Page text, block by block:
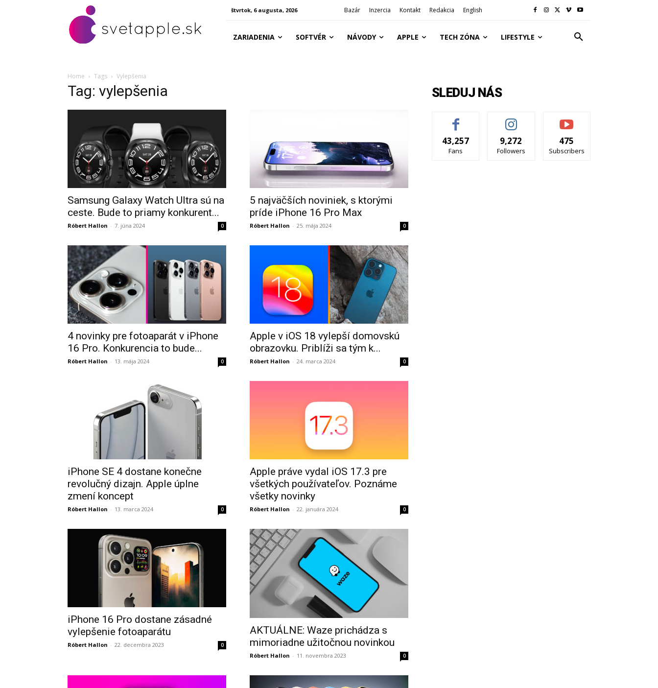
štvrtok, 6 augusta, 2026 Bazár Inzercia Kontakt Redakcia English
ZARIADENIA SOFTVÉR NÁVODY APPLE TECH ZÓNA LIFESTYLE
Home Tags Vylepšenia
Tag: vylepšenia
Samsung Galaxy Watch UItra sú na
ceste. Bude to priamy konkurent...
Róbert Hallon - 7. júna 2024 0
5 najväčších noviniek, s ktorými
príde iPhone 16 Pro Max
Róbert Hallon - 25. mája 2024 0
4 novinky pre fotoaparát v iPhone
16 Pro. Konkurencia to bude...
Róbert Hallon - 13. mája 2024 0
Apple v iOS 18 vylepší domovskú
obrazovku. Priblíži sa tým k...
Róbert Hallon - 24. marca 2024 0
iPhone SE 4 dostane konečne
revolučný dizajn. Apple úplne
zmení koncept
Róbert Hallon - 13. marca 2024 0
Apple práve vydal iOS 17.3 pre
všetkých používateľov. Poznáme
všetky novinky
Róbert Hallon - 22. januára 2024 0
iPhone 16 Pro dostane zásadné
vylepšenie fotoaparátu
Róbert Hallon - 22. decembra 2023 0
AKTUÁLNE: Waze prichádza s
mimoriadne užitočnou novinkou
Róbert Hallon - 11. novembra 2023 0
SLEDUJ NÁS
43,257
Fans
9,272
Followers
475
Subscribers